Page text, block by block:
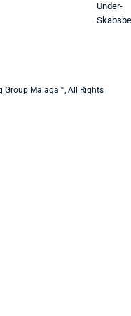
Under-
Malaga™, All Rights